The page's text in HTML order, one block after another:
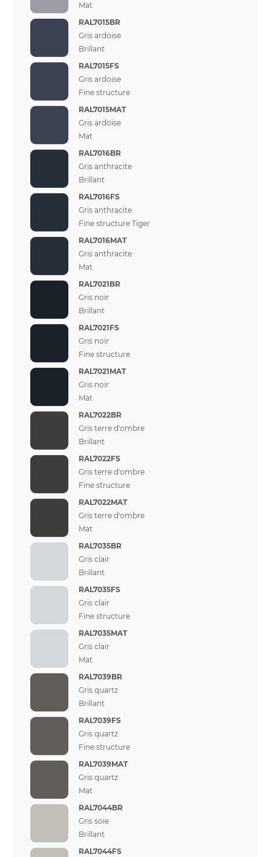
Mat
RAL7015BR
Gris ardoise
Brillant
RAL7015FS
Gris ardoise
Fine structure
RAL7015MAT
Gris ardoise
Mat
RAL7016BR
Gris anthracite
Brillant
RAL7016FS
Gris anthracite
Fine structure Tiger
RAL7016MAT
Gris anthracite
Mat
RAL7021BR
Gris noir
Brillant
RAL7021FS
Gris noir
Fine structure
RAL7021MAT
Gris noir
Mat
RAL7022BR
Gris terre d'ombre
Brillant
RAL7022FS
Gris terre d'ombre
Fine structure
RAL7022MAT
Gris terre d'ombre
Mat
RAL7035BR
Gris clair
Brillant
RAL7035FS
Gris clair
Fine structure
RAL7035MAT
Gris clair
Mat
RAL7039BR
Gris quartz
Brillant
RAL7039FS
Gris quartz
Fine structure
RAL7039MAT
Gris quartz
Mat
RAL7044BR
Gris soie
Brillant
RAL7044FS